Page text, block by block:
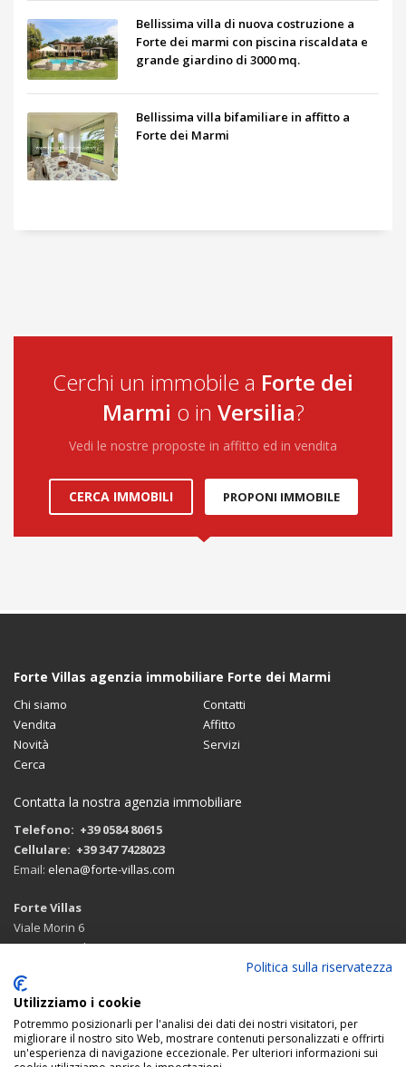
Bellissima villa di nuova costruzione a
Forte dei marmi con piscina riscaldata e
grande giardino di 3000 mq.
Bellissima villa bifamiliare in affitto a
Forte dei Marmi
Cerchi un immobile a Forte dei
Marmi o in Versilia?
Vedi le nostre proposte in affitto ed in vendita
CERCA IMMOBILI PROPONI IMMOBILE
Forte Villas agenzia immobiliare Forte dei Marmi
Chi siamo
Contatti
Vendita
Affitto
Novità
Servizi
Cerca
Contatta la nostra agenzia immobiliare
Telefono: +39 0584 80615
Cellulare: +39 347 7428023
Email: elena@forte-villas.com
Forte Villas
Viale Morin 6
55042 Forte dei Marmi (LU)
Itinerario di arrivo con google maps
SEGUICI:
Politica sulla riservatezza
Utilizziamo i cookie
Potremmo posizionarli per l'analisi dei dati dei nostri visitatori, per
migliorare il nostro sito Web, mostrare contenuti personalizzati e offrirti
un'esperienza di navigazione eccezionale. Per ulteriori informazioni sui